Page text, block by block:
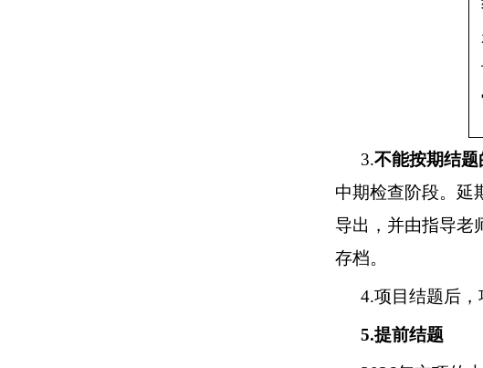
3.不能按期结题
中期检查阶段。延
导出，并由指导老
存档。
4.项目结题后，
5.提前结题